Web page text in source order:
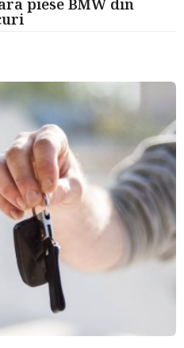
piese BMW din